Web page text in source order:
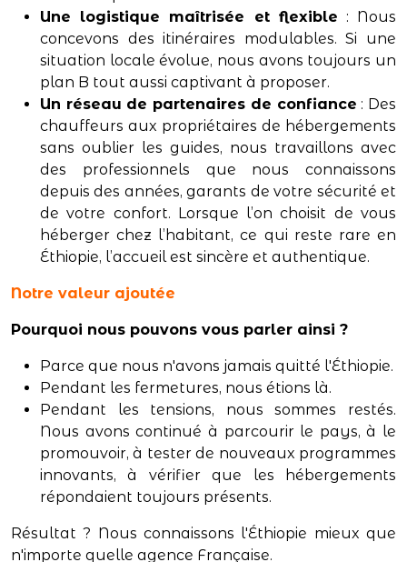
Une logistique maîtrisée et flexible : Nous
concevons des itinéraires modulables. Si une
situation locale évolue, nous avons toujours un
plan B tout aussi captivant à proposer.
Un réseau de partenaires de confiance : Des
chauffeurs aux propriétaires de hébergements
sans oublier les guides, nous travaillons avec
des professionnels que nous connaissons
depuis des années, garants de votre sécurité et
de votre confort. Lorsque l’on choisit de vous
héberger chez l’habitant, ce qui reste rare en
Éthiopie, l’accueil est sincère et authentique.
Notre valeur ajoutée
Pourquoi nous pouvons vous parler ainsi ?
Parce que nous n'avons jamais quitté l'Éthiopie.
Pendant les fermetures, nous étions là.
Pendant les tensions, nous sommes restés.
Nous avons continué à parcourir le pays, à le
promouvoir, à tester de nouveaux programmes
innovants, à vérifier que les hébergements
répondaient toujours présents.
Résultat ? Nous connaissons l'Éthiopie mieux que
n'importe quelle agence Française.